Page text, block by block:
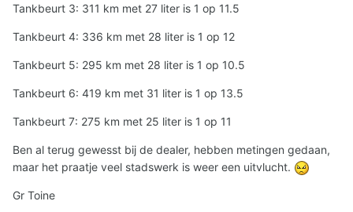
Tankbeurt 3: 311 km met 27 liter is 1 op 11.5
Tankbeurt 4: 336 km met 28 liter is 1 op 12
Tankbeurt 5: 295 km met 28 liter is 1 op 10.5
Tankbeurt 6: 419 km met 31 liter is 1 op 13.5
Tankbeurt 7: 275 km met 25 liter is 1 op 11
Ben al terug gewesst bij de dealer, hebben metingen gedaan,
maar het praatje veel stadswerk is weer een uitvlucht.
Gr Toine